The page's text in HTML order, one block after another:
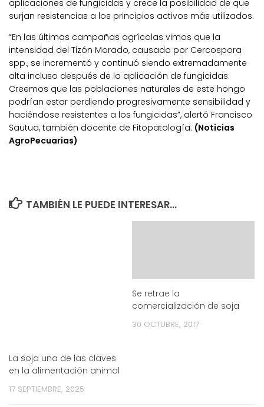
aplicaciones de fungicidas y crece la posibilidad de que
surjan resistencias a los principios activos más utilizados.
“En las últimas campañas agrícolas vimos que la
intensidad del Tizón Morado, causado por Cercospora
spp., se incrementó y continuó siendo extremadamente
alta incluso después de la aplicación de fungicidas.
Creemos que las poblaciones naturales de este hongo
podrían estar perdiendo progresivamente sensibilidad y
haciéndose resistentes a los fungicidas”, alertó Francisco
Sautua, también docente de Fitopatología. (Noticias
AgroPecuarias)
TAMBIÉN LE PUEDE INTERESAR...
La soja una de las claves
en la alimentación animal
17 SEPTIEMBRE, 2025
Se retrae la
comercialización de soja
30 OCTUBRE, 2017